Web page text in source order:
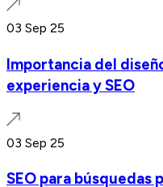
03 Sep 25
Importancia del
experiencia y SEO
03 Sep 25
SEO para búsquedas